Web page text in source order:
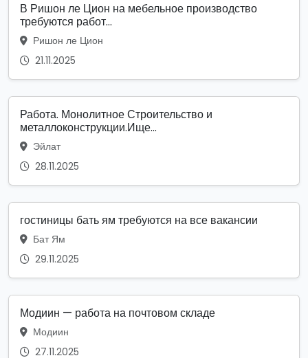
В Ришон ле Цион на мебельное производство
требуются работ...
Ришон ле Цион
21.11.2025
Работа. Монолитное Строительство и
металлоконструкции.Ище...
Эйлат
28.11.2025
гостиницы бать ям требуются на все вакансии
Бат Ям
29.11.2025
Модиин — работа на почтовом складе
Модиин
27.11.2025